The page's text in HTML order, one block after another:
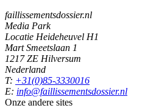
faillissementsdossier.nl
Media Park
Locatie Heideheuvel H1
Mart Smeetslaan 1
1217 ZE Hilversum
Nederland
T: +31(0)85-3330016
E: info@faillissementsdossier.nl
Onze andere sites